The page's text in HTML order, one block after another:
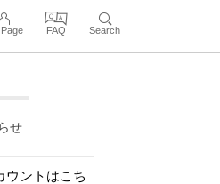
FAQ Search
せ
ウントはこち